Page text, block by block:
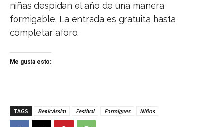
niñas despidan el año de una manera
formigable. La entrada es gratuita hasta
completar aforo.
Me gusta esto:
TAGS Benicàssim Festival Formigues Niños